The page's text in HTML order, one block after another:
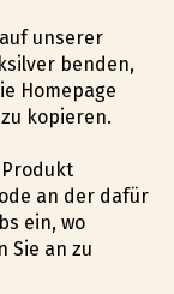
unserer
befinden,
Homepage
kopieren.
an der dafür
ein, wo
Sie an zu